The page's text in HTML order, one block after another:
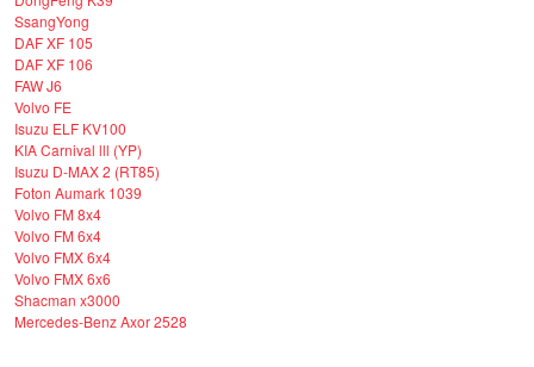
SsangYong
DAF XF 105
DAF XF 106
FAW J6
Volvo FE
Isuzu ELF KV100
KIA Carnival lll (YP)
Isuzu D-MAX 2 (RT85)
Foton Aumark 1039
Volvo FM 8x4
Volvo FM 6x4
Volvo FMX 6x4
Volvo FMX 6x6
Shacman x3000
Mercedes-Benz Axor 2528